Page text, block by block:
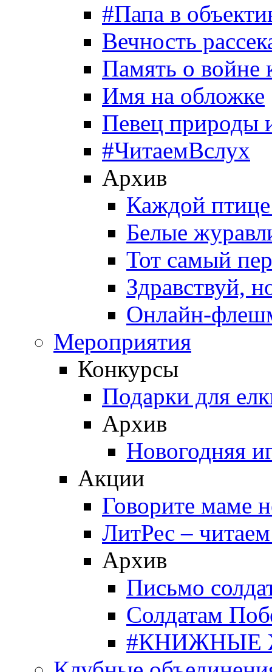
#Папа в
Вечность
Память о войне
Имя на обложке
Певец природы
#ЧитаемВслух
Архив
Каждой
Белые
Тот самый
Здравствуй,
Онлайн-
Мероприятия
Конкурсы
Подарки для
Архив
Новогодняя
Акции
Говорите маме
ЛитРес –
Архив
Письмо
Солдатам
#КНИЖНЫЕ